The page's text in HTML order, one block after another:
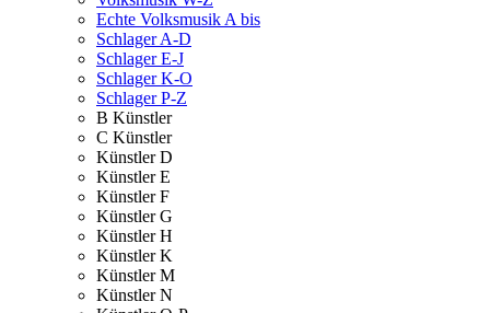
Echte Volksmusik A bis
Schlager A-D
Schlager E-J
Schlager K-O
Schlager P-Z
B Künstler
C Künstler
Künstler D
Künstler E
Künstler F
Künstler G
Künstler H
Künstler K
Künstler M
Künstler N